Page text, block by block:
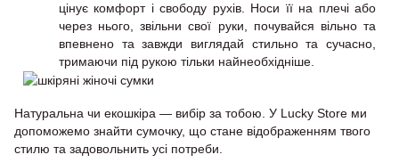
цінує комфорт і свободу рухів. Носи її на плечі або
через нього, звільни свої руки, почувайся вільно та
впевнено та завжди виглядай стильно та сучасно,
тримаючи під рукою тільки найнеобхідніше.
Натуральна чи екошкіра — вибір за тобою. У Lucky Store ми
допоможемо знайти сумочку, що стане відображенням твого
стилю та задовольнить усі потреби.